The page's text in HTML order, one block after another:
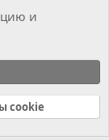
R
и
cookie